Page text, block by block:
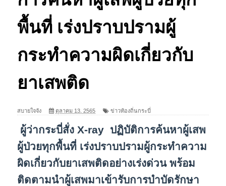
พื้นที่ เร่งปราบปรามผู้
กระทำความผิดเกี่ยวกับ
ยาเสพติด
สบายใจจัง ตุลาคม 13, 2565 ข่าวท้องถิ่นกระบี่
ผู้ว่ากระบี่สั่ง X-ray ปฏิบัติการค้นหาผู้เสพ
ผู้ป่วยทุกพื้นที่ เร่งปราบปรามผู้กระทำความ
ผิดเกี่ยวกับยาเสพติดอย่างเร่งด่วน พร้อม
ติดตามนำผู้เสพมาเข้ารับการบําบัดรักษา